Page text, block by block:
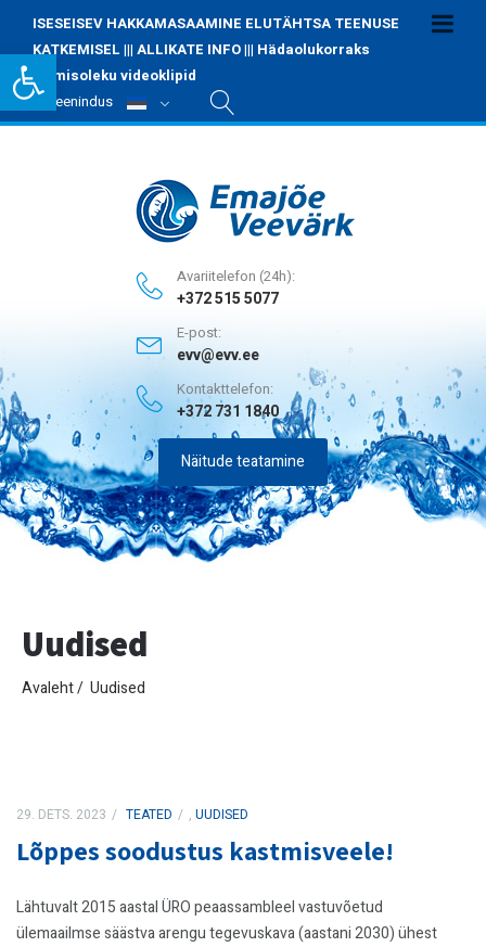
Open toolbar
ISESEISEV HAKKAMASAAMINE ELUTÄHTSA TEENUSE
KATKEMISEL ||| ALLIKATE INFO||| Hädaolukorraks
valmisoleku videoklipid
Iseteenindus
Avariitelefon (24h):
+372 515 5077
E-post:
evv@evv.ee
Kontakttelefon:
+372 731 1840
Näitude teatamine
Uudised
Avaleht Uudised
29. DETS. 2023 TEATED , UUDISED
Lõppes soodustus kastmisveele!
Lähtuvalt 2015 aastal ÜRO peaassambleel vastuvõetud
ülemaailmse säästva arengu tegevuskava (aastani 2030) ühest